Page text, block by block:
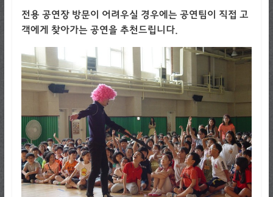
전용 공연장 방문이 어려우실 경우에는 공연팀이 직접 고
객에게 찾아가는 공연을 추천드립니다.